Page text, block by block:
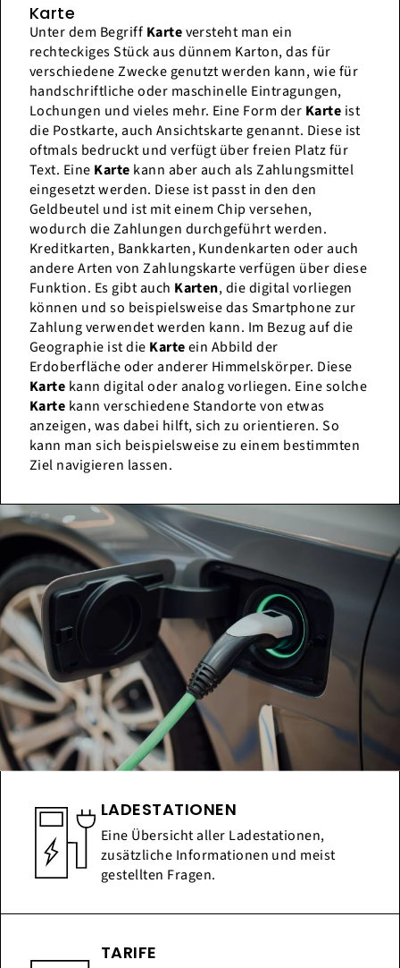
Karte
Unter dem Begriff Karteversteht man ein
rechteckiges Stück aus dünnem Karton, das für
verschiedene Zwecke genutzt werden kann, wie für
handschriftliche oder maschinelle Eintragungen,
Lochungen und vieles mehr. Eine Form der Karte ist
die Postkarte, auch Ansichtskarte genannt. Diese ist
oftmals bedruckt und verfügt über freien Platz für
Text. Eine Karte kann aber auch als Zahlungsmittel
eingesetzt werden. Diese ist passt in den den
Geldbeutel und ist mit einem Chip versehen,
wodurch die Zahlungen durchgeführt werden.
Kreditkarten, Bankkarten, Kundenkarten oder auch
andere Arten von Zahlungskarte verfügen über diese
Funktion. Es gibt auch Karten, die digital vorliegen
können und so beispielsweise das Smartphone zur
Zahlung verwendet werden kann. Im Bezug auf die
Geographie ist die Karteein Abbild der
Erdoberfläche oder anderer Himmelskörper. Diese
Karte kann digital oder analog vorliegen. Eine solche
Karte kann verschiedene Standorte von etwas
anzeigen, was dabei hilft, sich zu orientieren. So
kann man sich beispielsweise zu einem bestimmten
Ziel navigieren lassen.
LADESTATIONEN
Eine Übersicht aller Ladestationen,
zusätzliche Informationen und meist
gestellten Fragen.
TARIFE